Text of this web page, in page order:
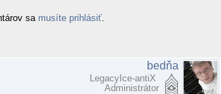
sa musíte prihlásiť
bedňa
LegacyIce-antiX
Administrátor